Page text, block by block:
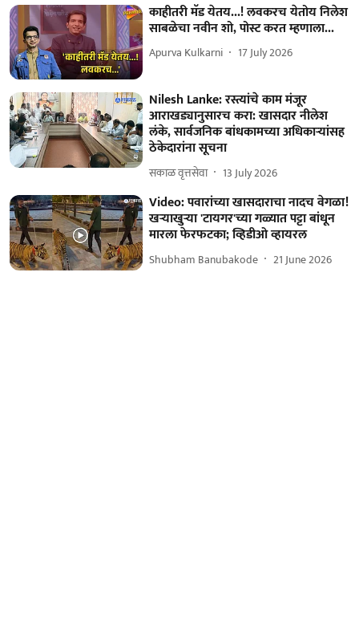
काहीतरी मॅड येतय...! लवकरच येतोय निलेश
साबळेचा नवीन शो, पोस्ट करत म्हणाला...
Apurva Kulkarni 17 July 2026
Nilesh Lanke: रस्त्यांचे काम मंजूर
आराखड्यानुसारच करा: खासदार नीलेश
लंके, सार्वजनिक बांधकामच्या अधिकाऱ्यांसह
ठेकेदारांना सूचना
सकाळ वृत्तसेवा 13 July 2026
Video: पवारांच्या खासदाराचा नादच वेगळा!
खऱ्याखुऱ्या 'टायगर'च्या गळ्यात पट्टा बांधून
मारला फेरफटका; व्हिडीओ व्हायरल
Shubham Banubakode 21 June 2026